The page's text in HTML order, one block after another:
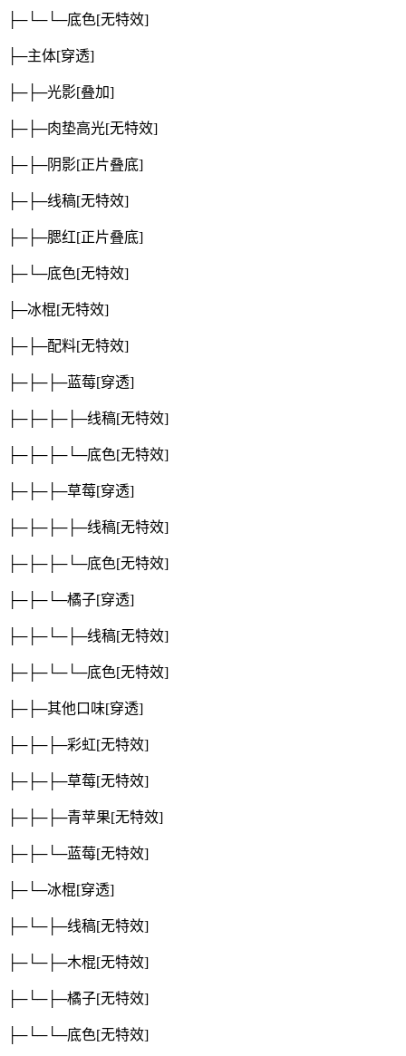
├─└─└─底色[无特效]
├─主体[穿透]
├─├─光影[叠加]
├─├─肉垫高光[无特效]
├─├─阴影[正片叠底]
├─├─线稿[无特效]
├─├─腮红[正片叠底]
├─└─底色[无特效]
├─冰棍[无特效]
├─├─配料[无特效]
├─├─├─蓝莓[穿透]
├─├─├─├─线稿[无特效]
├─├─├─└─底色[无特效]
├─├─├─草莓[穿透]
├─├─├─├─线稿[无特效]
├─├─├─└─底色[无特效]
├─├─└─橘子[穿透]
├─├─└─├─线稿[无特效]
├─├─└─└─底色[无特效]
├─├─其他口味[穿透]
├─├─├─彩虹[无特效]
├─├─├─草莓[无特效]
├─├─├─青苹果[无特效]
├─├─└─蓝莓[无特效]
├─└─冰棍[穿透]
├─└─├─线稿[无特效]
├─└─├─木棍[无特效]
├─└─├─橘子[无特效]
├─└─└─底色[无特效]